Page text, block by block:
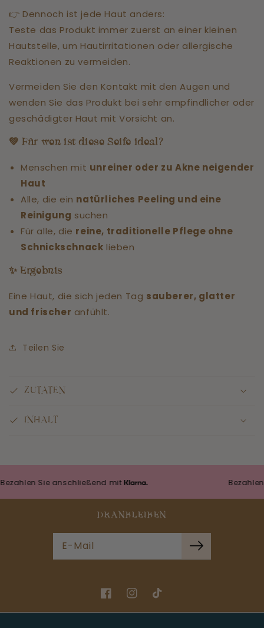
👉 Dennoch ist jede Haut anders:
Teste das Produkt immer zuerst an einer kleinen
Hautstelle, um Hautirritationen oder allergische
Reaktionen zu vermeiden.
Vermeiden Sie den Kontakt mit den Augen und
wenden Sie das Produkt bei sehr empfindlicher oder
geschädigter Haut mit Vorsicht an.
💚Für wen ist diese Seife ideal?
Menschen mit unreiner oder zu Akne neigender
Haut
Alle, die ein natürliches Peeling und eine
Reinigung suchen
Für alle, die reine, traditionelle Pflege ohne
Schnickschnack lieben
✨ Ergebnis
Eine Haut, die sich jeden Tag sauberer, glatter
und frischer anfühlt.
Teilen Sie
ZUTATEN
INHALT
Sie anschließend mit Bezahlen
DRANBLEIBEN
E-Mail
FacebookInstagram
TikTok